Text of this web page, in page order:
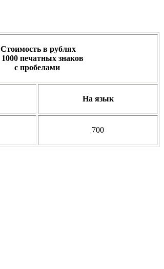
Стоимость в рублях
1000 печатных знаков
с пробелами
На язык
700